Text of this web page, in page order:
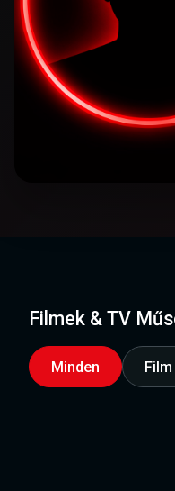
Filmek & TV
Minden Film